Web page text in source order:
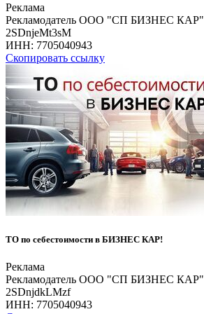
Реклама
Рекламодатель ООО "СП БИЗНЕС КАР"
2SDnjeMt3sM
ИНН: 7705040943
Скопировать ссылку
ТО по себестоимости в БИЗНЕС КАР!
Реклама
Рекламодатель ООО "СП БИЗНЕС КАР"
2SDnjdkLMzf
ИНН: 7705040943